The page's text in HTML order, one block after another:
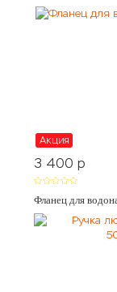
Акция
3 400 p
Фланец для